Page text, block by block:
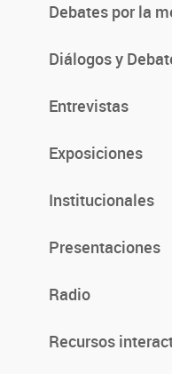
Debates por la
Diálogos y
Entrevistas
Exposiciones
Institucionales
Presentaciones
Radio
Recursos